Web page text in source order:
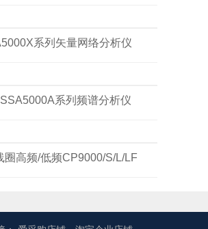
系列矢量网络分析仪
系列频谱分析仪
圈高频/低频CP9000/S/L/LF